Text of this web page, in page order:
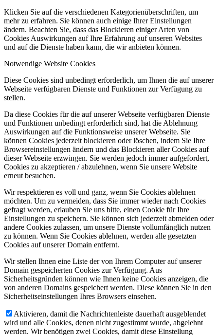
Klicken Sie auf die verschiedenen Kategorienüberschriften, um
mehr zu erfahren. Sie können auch einige Ihrer Einstellungen
ändern. Beachten Sie, dass das Blockieren einiger Arten von
Cookies Auswirkungen auf Ihre Erfahrung auf unseren Websites
und auf die Dienste haben kann, die wir anbieten können.
Notwendige Website Cookies
Diese Cookies sind unbedingt erforderlich, um Ihnen die auf unserer
Webseite verfügbaren Dienste und Funktionen zur Verfügung zu
stellen.
Da diese Cookies für die auf unserer Webseite verfügbaren Dienste
und Funktionen unbedingt erforderlich sind, hat die Ablehnung
Auswirkungen auf die Funktionsweise unserer Webseite. Sie
können Cookies jederzeit blockieren oder löschen, indem Sie Ihre
Browsereinstellungen ändern und das Blockieren aller Cookies auf
dieser Webseite erzwingen. Sie werden jedoch immer aufgefordert,
Cookies zu akzeptieren / abzulehnen, wenn Sie unsere Website
erneut besuchen.
Wir respektieren es voll und ganz, wenn Sie Cookies ablehnen
möchten. Um zu vermeiden, dass Sie immer wieder nach Cookies
gefragt werden, erlauben Sie uns bitte, einen Cookie für Ihre
Einstellungen zu speichern. Sie können sich jederzeit abmelden oder
andere Cookies zulassen, um unsere Dienste vollumfänglich nutzen
zu können. Wenn Sie Cookies ablehnen, werden alle gesetzten
Cookies auf unserer Domain entfernt.
Wir stellen Ihnen eine Liste der von Ihrem Computer auf unserer
Domain gespeicherten Cookies zur Verfügung. Aus
Sicherheitsgründen können wie Ihnen keine Cookies anzeigen, die
von anderen Domains gespeichert werden. Diese können Sie in den
Sicherheitseinstellungen Ihres Browsers einsehen.
Aktivieren, damit die Nachrichtenleiste dauerhaft ausgeblendet
wird und alle Cookies, denen nicht zugestimmt wurde, abgelehnt
werden. Wir benötigen zwei Cookies, damit diese Einstellung